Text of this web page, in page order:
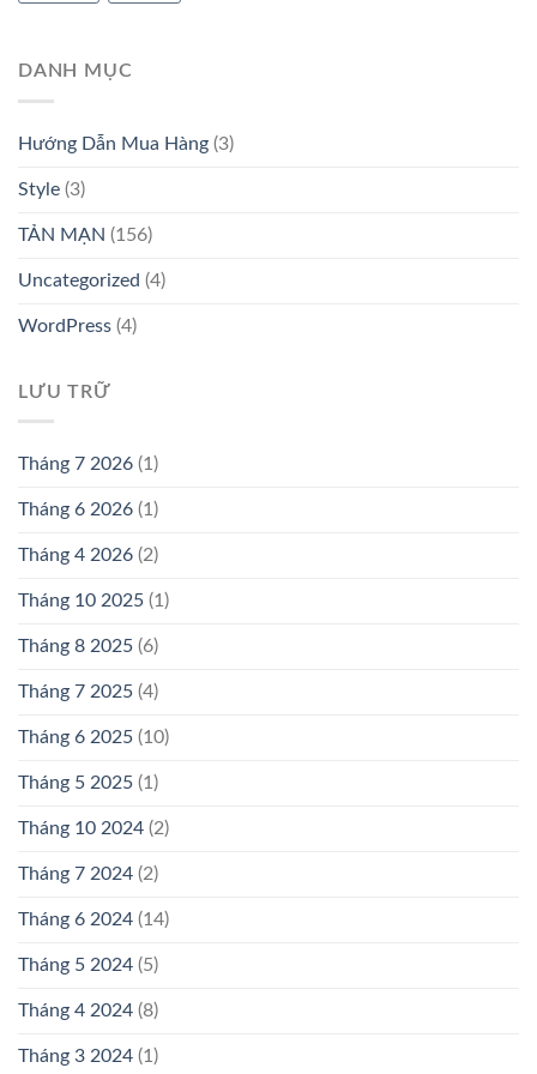
DANH MỤC
Hướng Dẫn Mua Hàng (3)
Style (3)
TẢN MẠN (156)
Uncategorized (4)
WordPress (4)
LƯU TRỮ
Tháng 7 2026 (1)
Tháng 6 2026 (1)
Tháng 4 2026 (2)
Tháng 10 2025 (1)
Tháng 8 2025 (6)
Tháng 7 2025 (4)
Tháng 6 2025 (10)
Tháng 5 2025 (1)
Tháng 10 2024 (2)
Tháng 7 2024 (2)
Tháng 6 2024 (14)
Tháng 5 2024 (5)
Tháng 4 2024 (8)
Tháng 3 2024 (1)